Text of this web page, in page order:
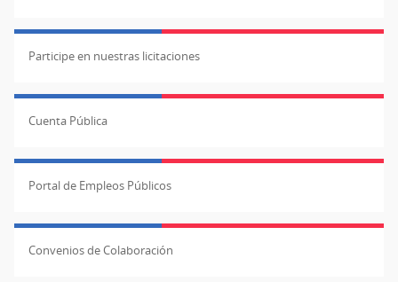
Participe en nuestras licitaciones
Cuenta Pública
Portal de Empleos Públicos
Convenios de Colaboración